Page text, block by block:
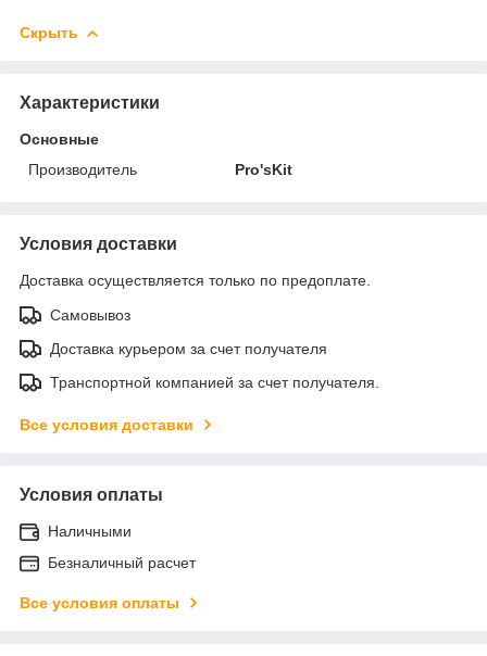
Скрыть
Характеристики
Основные
Производитель
Pro'sKit
Условия доставки
Доставка осуществляется только по предоплате.
Самовывоз
Доставка курьером за счет получателя
Транспортной компанией за счет получателя.
Все условия доставки
Условия оплаты
Наличными
Безналичный расчет
Все условия оплаты